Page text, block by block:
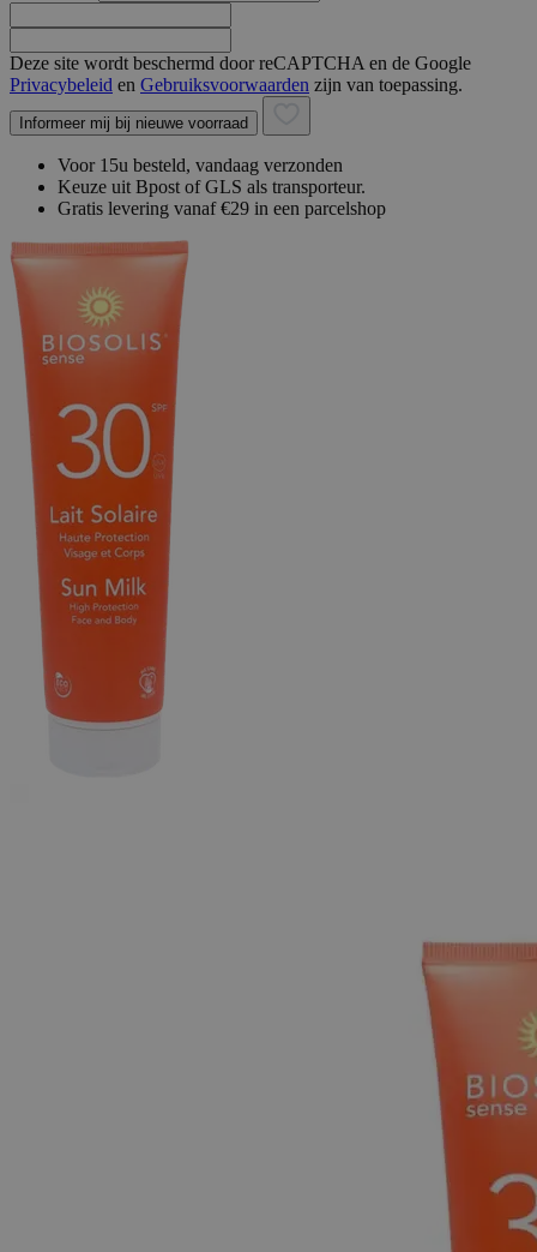
Deze site wordt beschermd door reCAPTCHA en de Google
Privacybeleid en Gebruiksvoorwaarden zijn van toepassing.
Informeer mij bij nieuwe voorraad
Voor 15u besteld, vandaag verzonden
Keuze uit Bpost of GLS als transporteur.
Gratis levering vanaf €29 in een parcelshop